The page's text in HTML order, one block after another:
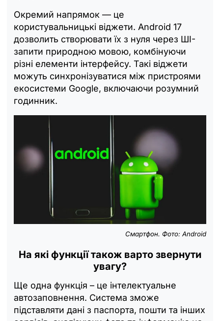
Окремий напрямок — це
користувальницькі віджети. Android 17
дозволить створювати їх з нуля через ШІ-
запити природною мовою, комбінуючи
різні елементи інтерфейсу. Такі віджети
можуть синхронізуватися між пристроями
екосистеми Google, включаючи розумний
годинник.
Смартфон. Фото: Android
На які функції також варто звернути
увагу?
Ще одна функція – це інтелектуальне
автозаповнення. Система зможе
підставляти дані з паспорта, пошти та інших